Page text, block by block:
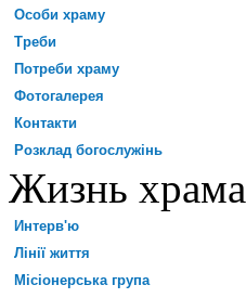
Особи храму
Треби
Потреби храму
Фотогалерея
Контакти
Розклад богослужінь
Жизнь храма
Интерв'ю
Лінії життя
Місіонерська група